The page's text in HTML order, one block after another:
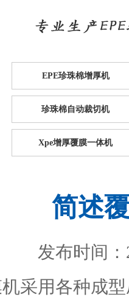
EPE珍珠棉增厚机
珍珠棉自动裁切机
Xpe增厚覆膜一体机
简述
发布时间：
采用各种成